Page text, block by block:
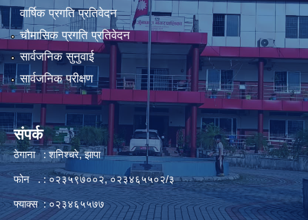
वार्षिक प्रगति प्रतिवेदन
चौमासिक प्रगति प्रतिवेदन
सार्वजनिक सुनुवाई
सार्वजनिक परीक्षण
संपर्क
ठेगाना : शनिश्चरे, झापा
फोन . : ०२३५९७००२, ०२३४६५५०२/३
फ्याक्स : ०२३४६५५७७